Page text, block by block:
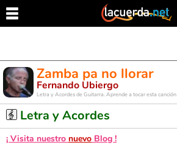
Zamba pa no llorar
Fernando Ubiergo
Letra y Acordes de Guitarra. Aprende a tocar esta canción
Letra y Acordes
¡ Visita nuestro nuevo Blog !